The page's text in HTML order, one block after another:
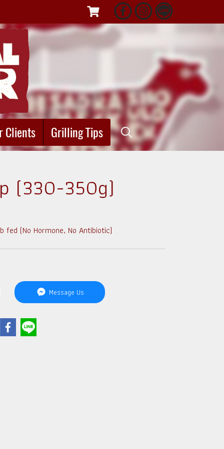
Clients Grilling Tips
(330-350g)
fed (No Hormone, No Antibiotic)
Message Us